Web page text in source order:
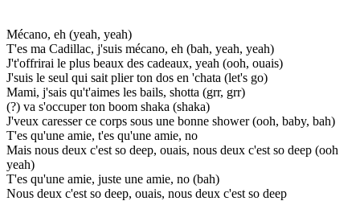
Mécano, eh (yeah, yeah)
T'es ma Cadillac, j'suis mécano, eh (bah, yeah, yeah)
J't'offrirai le plus beaux des cadeaux, yeah (ooh, ouais)
J'suis le seul qui sait plier ton dos en 'chata (let's go)
Mami, j'sais qu't'aimes les bails, shotta (grr, grr)
(?) va s'occuper ton boom shaka (shaka)
J'veux caresser ce corps sous une bonne shower (ooh, baby, bah)
T'es qu'une amie, t'es qu'une amie, no
Mais nous deux c'est so deep, ouais, nous deux c'est so deep (ooh
yeah)
T'es qu'une amie, juste une amie, no (bah)
Nous deux c'est so deep, ouais, nous deux c'est so deep